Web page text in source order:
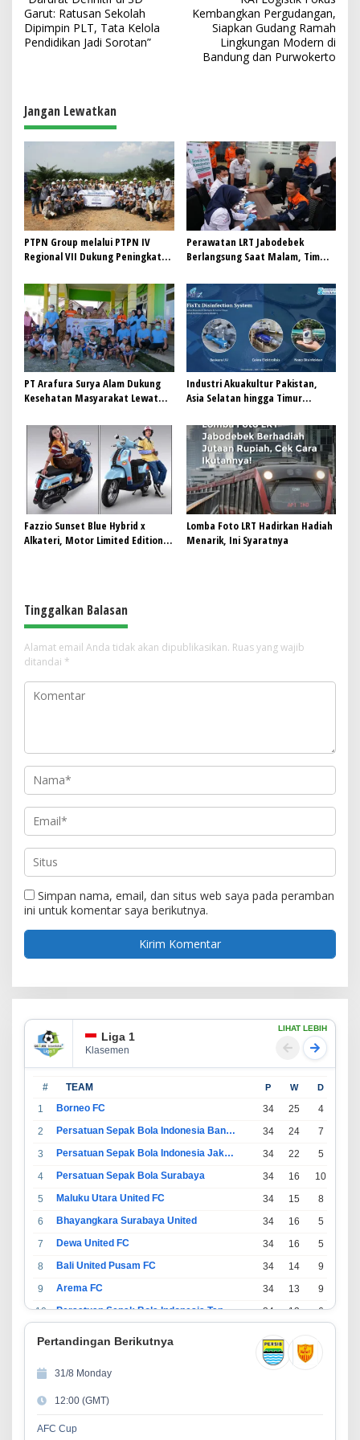
a
v
i
a
s
i
p
o
s
Garut: Ratusan Sekolah
Dipimpin PLT, Tata Kelola
Pendidikan Jadi Sorotan”
Kembangkan Pergudangan,
Siapkan Gudang Ramah
Lingkungan Modern di
Bandung dan Purwokerto
Jangan Lewatkan
PTPN Group melalui PTPN IV
Regional VII Dukung Peningkatan
Perkebunan Lewat Pelatihan
Avenza Maps di Way Kanan
Perawatan LRT Jabodebek
Berlangsung Saat Malam, Tim
PT Arafura Surya Alam Dukung
Kesehatan Masyarakat Lewat
Industri Akuakultur Pakistan,
Asia Selatan hingga Timur
Terlengkap dari Indonesia
Fazzio Sunset Blue Hybrid x
Alkateri, Motor Limited Edition
Lomba Foto LRT Hadirkan Hadiah
Menarik, Ini Syaratnya
Tinggalkan Balasan
Alamat email Anda tidak akan dipublikasikan. Ruas yang wajib
ditandai *
Simpan nama, email, dan situs web saya pada peramban
ini untuk komentar saya berikutnya.
Liga 1
Klasemen
LIHAT LEBIH
# TEAM P W D
1 Borneo FC 34 25 4
2
Persatuan Sepak Bola Indonesia Bandung 34 24 7
3
Persatuan Sepak Bola Indonesia Jakarta 34 22 5
4
Persatuan Sepak Bola Surabaya 34 16 10
5
Maluku Utara United FC 34 15 8
6
Bhayangkara Surabaya United 34 16 5
7
Dewa United FC 34 16 5
8
Bali United Pusam FC 34 14 9
9
Arema FC 34 13 9
10
Persatuan Sepak Bola Indonesia Tangerang 34 13 6
34 11
13
14
Madura United FC
15
Persatuan Sepakbola Makassar
Pertandingan Berikutnya
31/8 Monday
12:00 (GMT)
AFC Cup